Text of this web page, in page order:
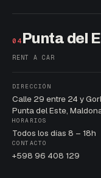
04 Punta del
RENT A CAR
DIRECCIÓN
Calle 29 entre 24 y
Punta del Este,
HORARIOS
Todos los días 8 – 18h
CONTACTO
+598 96 408 129